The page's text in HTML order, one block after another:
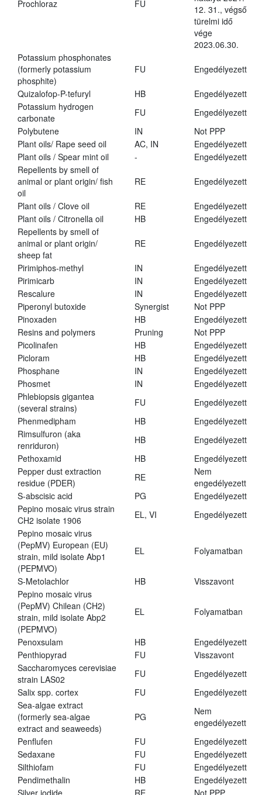
Prochloraz FU
12. 31., végső
türelmi idő
vége
2023.06.30.
Potassium phosphonates
(formerly potassium
phosphite)
FU Engedélyezett
Quizalofop-P-tefuryl HB
Engedélyezett
Potassium hydrogen
carbonate
FU
Engedélyezett
Polybutene
IN
Not PPP
Plant oils/ Rape seed oil
AC, IN
Engedélyezett
Plant oils / Spear mint oil
-
Engedélyezett
Repellents by smell of
animal or plant origin/ fish
oil
RE Engedélyezett
Plant oils / Clove oil RE
Engedélyezett
Plant oils / Citronella oil
HB
Engedélyezett
Repellents by smell of
animal or plant origin/
sheep fat
RE Engedélyezett
Pirimiphos-methyl IN
Engedélyezett
Pirimicarb
IN
Engedélyezett
Rescalure
IN
Engedélyezett
Piperonyl butoxide
Synergist
Not PPP
Pinoxaden
HB
Engedélyezett
Resins and polymers
Pruning
Not PPP
Picolinafen
HB
Engedélyezett
Picloram
HB
Engedélyezett
Phosphane
IN
Engedélyezett
Phosmet
IN
Engedélyezett
Phlebiopsis gigantea
(several strains)
FU
Engedélyezett
Phenmedipham
HB
Engedélyezett
Rimsulfuron (aka
renriduron)
HB
Engedélyezett
Pethoxamid
HB
Engedélyezett
Pepper dust extraction
residue (PDER)
RE
Nem
engedélyezett
S-abscisic acid
PG
Engedélyezett
Pepino mosaic virus strain
CH2 isolate 1906
EL, VI
Engedélyezett
Pepino mosaic virus
(PepMV) European (EU)
strain, mild isolate Abp1
(PEPMVO)
EL Folyamatban
S-Metolachlor HB
Visszavont
Pepino mosaic virus
(PepMV) Chilean (CH2)
strain, mild isolate Abp2
(PEPMVO)
EL Folyamatban
Penoxsulam HB
Engedélyezett
Penthiopyrad
FU
Visszavont
Saccharomyces cerevisiae
strain LAS02
FU
Engedélyezett
Salix spp. cortex
FU
Engedélyezett
Sea-algae extract
(formerly sea-algae
extract and seaweeds)
PG
Nem
engedélyezett
Penflufen
FU
Engedélyezett
Sedaxane
FU
Engedélyezett
Silthiofam
FU
Engedélyezett
Pendimethalin
HB
Engedélyezett